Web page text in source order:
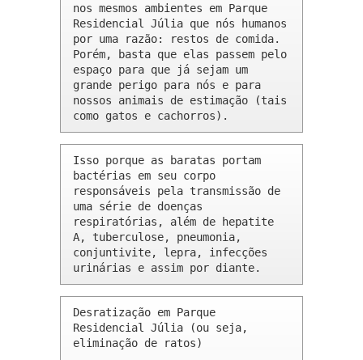
nos mesmos ambientes em Parque
Residencial Júlia que nós humanos
por uma razão: restos de comida.
Porém, basta que elas passem pelo
espaço para que já sejam um
grande perigo para nós e para
nossos animais de estimação (tais
como gatos e cachorros).
Isso porque as baratas portam
bactérias em seu corpo
responsáveis pela transmissão de
uma série de doenças
respiratórias, além de hepatite
A, tuberculose, pneumonia,
conjuntivite, lepra, infecções
urinárias e assim por diante.
Desratização em Parque
Residencial Júlia (ou seja,
eliminação de ratos)